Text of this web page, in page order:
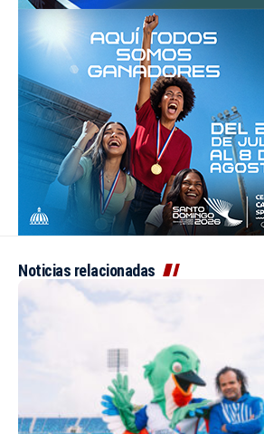
Noticias relacionadas